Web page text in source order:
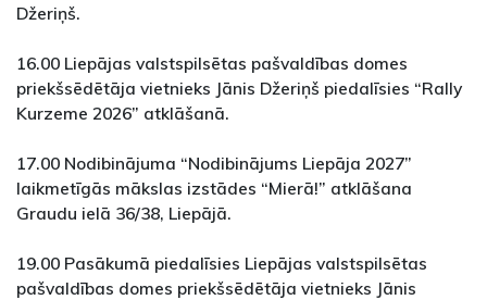
Džeriņš.
16.00 Liepājas valstspilsētas pašvaldības domes
priekšsēdētāja vietnieks Jānis Džeriņš piedalīsies “Rally
Kurzeme 2026” atklāšanā.
17.00 Nodibinājuma “Nodibinājums Liepāja 2027”
laikmetīgās mākslas izstādes “Mierā!” atklāšana
Graudu ielā 36/38, Liepājā.
19.00 Pasākumā piedalīsies Liepājas valstspilsētas
pašvaldības domes priekšsēdētāja vietnieks Jānis